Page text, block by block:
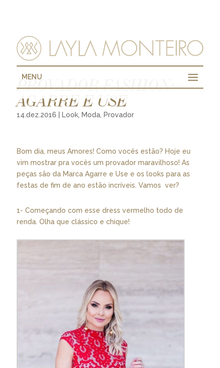
MENU
PROVADOR FASHION:
AGARRE E USE
14.dez.2016 Look, Moda, Provador
Bom dia, meus Amores! Como vocês estão? Hoje eu
vim mostrar pra vocês um provador maravilhoso! As
peças são da Marca Agarre e Use e os looks para as
festas de fim de ano estão incríveis. Vamos ver?
1- Começando com esse dress vermelho todo de
renda. Olha que clássico e chique!